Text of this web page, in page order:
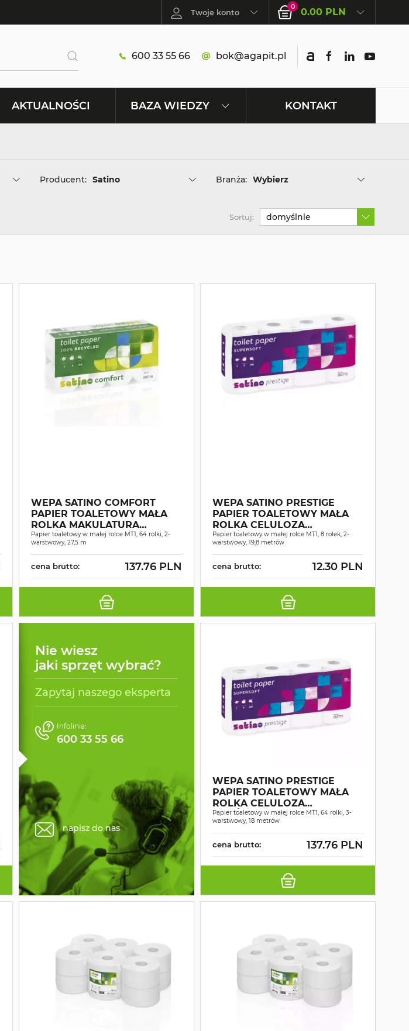
Twoje konto
0 0.00 PLN
600 33 55 66 bok@agapit.pl
AKTUALNOŚCI BAZA WIEDZY KONTAKT
Producent: Satino Branża: Wybierz
Sortuj: domyślnie
WEPA SATINO COMFORT
PAPIER TOALETOWY MAŁA
ROLKA MAKULATURA
ŚNIEŻNOBIAŁY 2W 27,5MB 64
ROLKI
Papier toaletowy w małej rolce MT1, 64 rolki, 2-
warstwowy, 27,5 m
cena brutto: 137.76 PLN
WEPA SATINO PRESTIGE
PAPIER TOALETOWY MAŁA
ROLKA CELULOZA
ŚNIEŻNOBIAŁY 2W 19,8MB A8
Papier toaletowy w małej rolce MT1, 8 rolek, 2-
warstwowy, 19,8 metrów
cena brutto: 12.30 PLN
Nie wiesz
jaki sprzęt wybrać?
Zapytaj naszego eksperta
Infolinia:
600 33 55 66
napisz do nas
WEPA SATINO PRESTIGE
PAPIER TOALETOWY MAŁA
ROLKA CELULOZA
ŚNIEŻNOBIAŁY 3W 18MB A64
Papier toaletowy w małej rolce MT1, 64 rolki, 3-
warstwowy, 18 metrów
cena brutto: 137.76 PLN